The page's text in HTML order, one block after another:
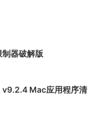
器破解版
Mac应用程序清